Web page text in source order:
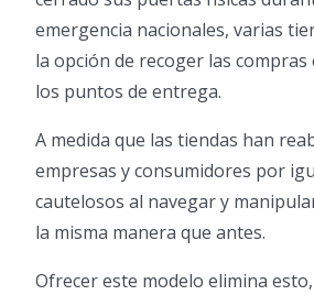
emergencia nacionales, varias
la opción de recoger las compras
los puntos de entrega.
A medida que las tiendas han
empresas y consumidores por
cautelosos al navegar y
la misma manera que antes.
Ofrecer este modelo elimina